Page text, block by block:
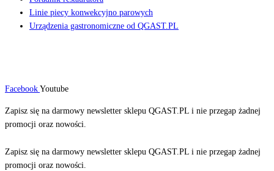
Linie piecy konwekcyjno parowych
Urządzenia gastronomiczne od QGAST.PL
Facebook Youtube
Zapisz się na darmowy newsletter sklepu QGAST.PL i nie przegap żadnej
promocji oraz nowości.
Zapisz się na darmowy newsletter sklepu QGAST.PL i nie przegap żadnej
promocji oraz nowości.